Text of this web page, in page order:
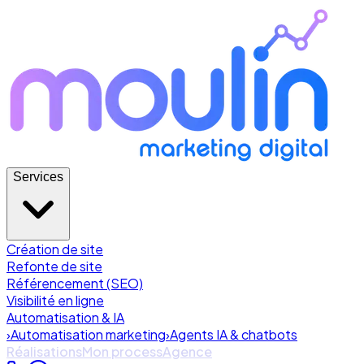
Services
Création de site
Refonte de site
Référencement (SEO)
Visibilité en ligne
Automatisation & IA
›Automatisation marketing›Agents IA & chatbots
RéalisationsMon processAgence